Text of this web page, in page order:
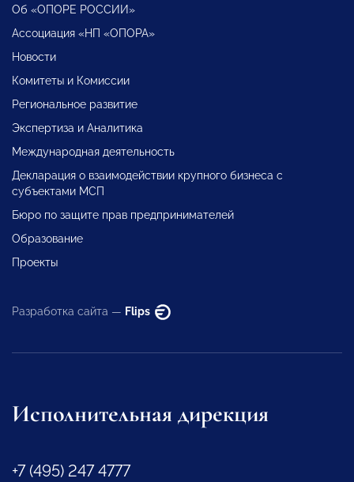
Об «ОПОРЕ РОССИИ»
Ассоциация «НП «ОПОРА»
Новости
Комитеты и Комиссии
Региональное развитие
Экспертиза и Аналитика
Международная деятельность
Декларация о взаимодействии крупного бизнеса с
субъектами МСП
Бюро по защите прав предпринимателей
Образование
Проекты
Разработка сайта — Flips
Исполнительная дирекция
+7 (495) 247 4777